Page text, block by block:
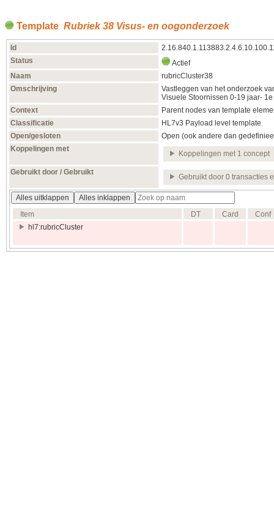
Template Rubriek 38 Visus- en oogonderzoek
Id
Status
Actief
Naam
rubricCluster38
Omschrijving
Vastleggen van het onderzoek
Visuele Stoornissen 0-19 jaar-
Context
Parent nodes van template
Classificatie
HL7v3 Payload level template
Open/gesloten
Open (ook andere dan
Koppelingen met
Koppelingen met 1 concept
Gebruikt door / Gebruikt
Gebruikt door 0 transacties
Alles uitklappen
Alles inklappen
Item
DT Card
Conf
hl7:rubricCluster